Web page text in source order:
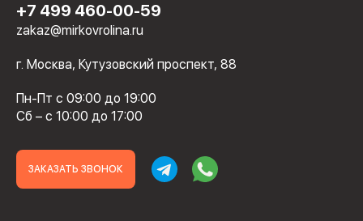
+7 499 460-00-59
zakaz@mirkovrolina.ru
г. Москва, Кутузовский проспект, 88
Пн-Пт с 09:00 до 19:00
Сб – с 10:00 до 17:00
ЗАКАЗАТЬ ЗВОНОК